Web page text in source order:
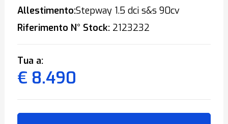
Allestimento:Stepway 1.5 dci s&s 90cv
Riferimento N° Stock:2123232
Tua a:
€ 8.490